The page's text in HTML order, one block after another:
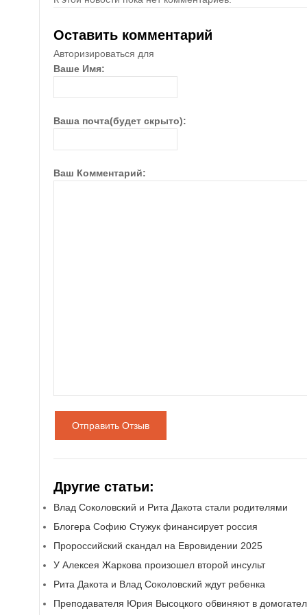
Оставить комментарий
Авторизироваться для
Ваше Имя:
Ваша почта(будет скрыто):
Ваш Комментарий:
Отправить Отзыв
Другие статьи:
Влад Соколовский и Рита Дакота стали родителями
Блогера Софию Стужук финансирует россия
Пророссийский скандал на Евровидении 2025
У Алексея Жаркова произошел второй инсульт
Рита Дакота и Влад Соколовский ждут ребенка
Преподавателя Юрия Высоцкого обвиняют в